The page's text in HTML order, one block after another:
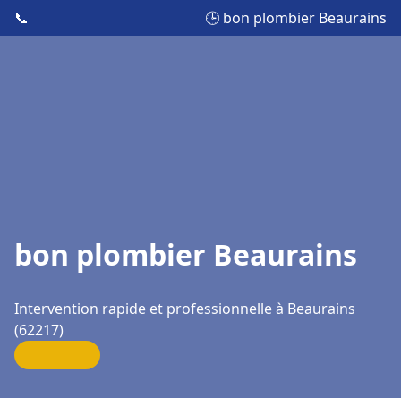
📞 🕒 bon plombier Beaurains
bon plombier Beaurains
Intervention rapide et professionnelle à Beaurains
(62217)